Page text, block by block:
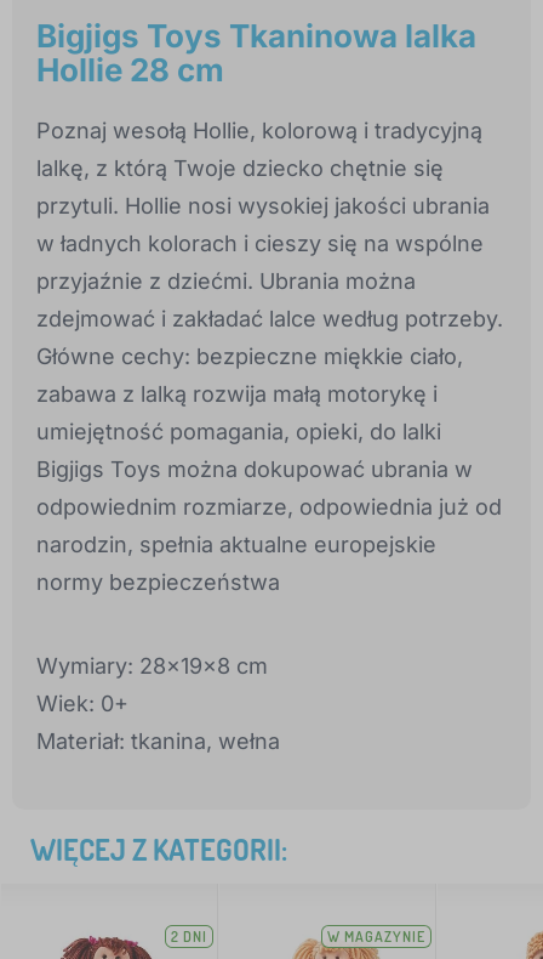
Bigjigs Toys Tkaninowa lalka
Hollie 28 cm
Poznaj wesołą Hollie, kolorową i tradycyjną
lalkę, z którą Twoje dziecko chętnie się
przytuli. Hollie nosi wysokiej jakości ubrania
w ładnych kolorach i cieszy się na wspólne
przyjaźnie z dziećmi. Ubrania można
zdejmować i zakładać lalce według potrzeby.
Główne cechy: bezpieczne miękkie ciało,
zabawa z lalką rozwija małą motorykę i
umiejętność pomagania, opieki, do lalki
Bigjigs Toys można dokupować ubrania w
odpowiednim rozmiarze, odpowiednia już od
narodzin, spełnia aktualne europejskie
normy bezpieczeństwa
Wymiary: 28x19x8 cm
Wiek: 0+
Materiał: tkanina, wełna
WIĘCEJ Z KATEGORII:
2 DNI W MAGAZYNIE